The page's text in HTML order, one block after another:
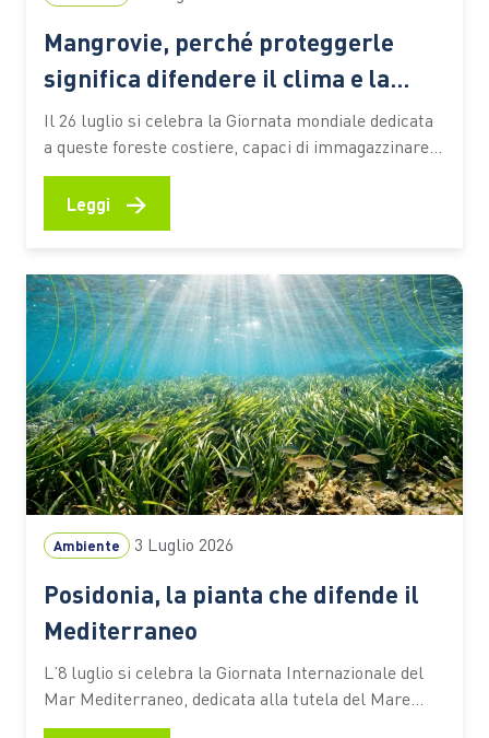
Mangrovie, perché proteggerle
significa difendere il clima e la
biodiversità
Il 26 luglio si celebra la Giornata mondiale dedicata
a queste foreste costiere, capaci di immagazzinare
CO2, attenuare gli effetti degli eventi estremi e
sostenere la vita e le economie di milioni di persone
territori…
Leggi →
Ambiente 3 Luglio 2026
Posidonia, la pianta che difende il
Mediterraneo
L’8 luglio si celebra la Giornata Internazionale del
Mar Mediterraneo, dedicata alla tutela del Mare
Nostrum e dei suoi ecosistemi. Tra questi c’è la